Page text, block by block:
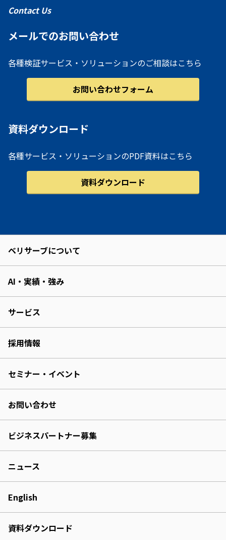
Contact Us
メールでのお問い合わせ
各種検証サービス・ソリューションのご相談はこちら
お問い合わせフォーム
資料ダウンロード
各種サービス・ソリューションのPDF資料はこちら
資料ダウンロード
ベリサーブについて
AI・実績・強み
サービス
採用情報
セミナー・イベント
お問い合わせ
ビジネスパートナー募集
ニュース
English
資料ダウンロード